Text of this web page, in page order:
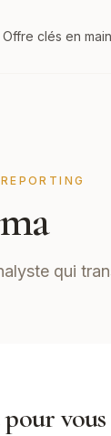
Offre clés en main
qui
vous